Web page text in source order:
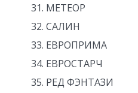
МЕТЕОР
САЛИН
ЕВРОПРИМА
ЕВРОСТАРЧ
РЕД ФЭНТАЗИ